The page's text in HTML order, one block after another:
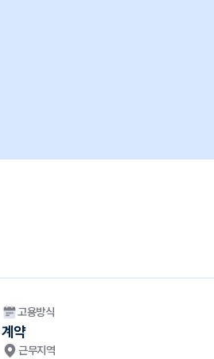
고용방식
계약
근무지역